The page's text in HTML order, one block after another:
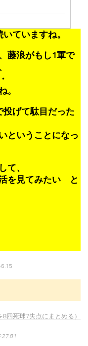
ていますね。
藤浪がもし1軍で
。
げて駄目だった
ということになっ
て、
を見てみたい と
四死球7失点にまとめる）